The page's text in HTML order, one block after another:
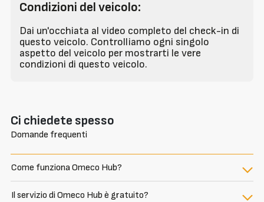
Condizioni del veicolo:
Dai un'occhiata al video completo del check-in di
questo veicolo. Controlliamo ogni singolo
aspetto del veicolo per mostrarti le vere
condizioni di questo veicolo.
Ci chiedete spesso
Domande frequenti
Come funziona Omeco Hub?
Il servizio di Omeco Hub è gratuito?